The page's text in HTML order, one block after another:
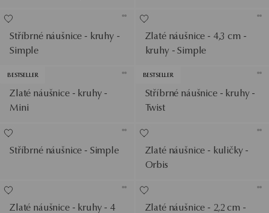
Stříbrné náušnice - kruhy -
Simple
Zlaté náušnice - 4,3 cm -
kruhy - Simple
BESTSELLER
Zlaté náušnice - kruhy -
Mini
BESTSELLER
Stříbrné náušnice - kruhy -
Twist
Stříbrné náušnice - Simple
Zlaté náušnice - kuličky -
Orbis
Zlaté náušnice - kruhy - 4
Zlaté náušnice - 2,2 cm -